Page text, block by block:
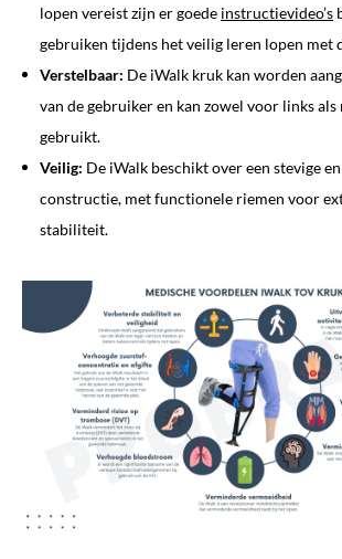
lopen vereist zijn er goede instructievideo’s
gebruiken tijdens het veilig leren lopen met
Verstelbaar: De iWalk kruk kan worden
van de gebruiker en kan zowel voor links
gebruikt.
Veilig: De iWalk beschikt over een stevige
constructie, met functionele riemen voor
stabiliteit.